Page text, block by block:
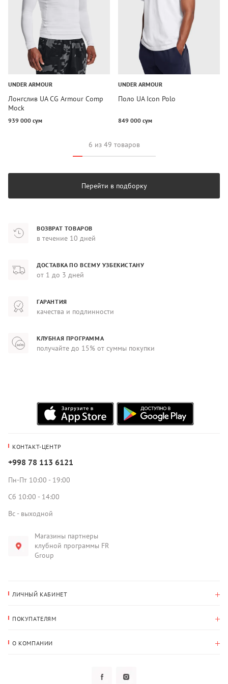
UNDER ARMOUR
Лонгслив UA CG Armour Comp
Mock
939 000 сум
UNDER ARMOUR
Поло UA Icon Polo
849 000 сум
6 из 49 товаров
Перейти в подборку
ВОЗВРАТ ТОВАРОВ
в течение 10 дней
ДОСТАВКА ПО ВСЕМУ УЗБЕКИСТАНУ
от 1 до 3 дней
ГАРАНТИЯ
качества и подлинности
КЛУБНАЯ ПРОГРАММА
получайте до 15% от суммы покупки
КОНТАКТ-ЦЕНТР
+998 78 113 6121
Пн-Пт 10:00 - 19:00
Сб 10:00 - 14:00
Вс - выходной
Магазины партнеры
клубной программы FR
Group
ЛИЧНЫЙ КАБИНЕТ
Адрес для доставки
ПОКУПАТЕЛЯМ
О КОМПАНИИ
Политика конфиденциальности